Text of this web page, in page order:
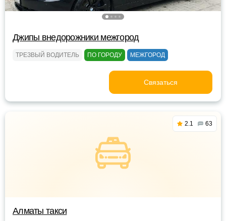
Джипы внедорожники межгород
ТРЕЗВЫЙ ВОДИТЕЛЬ ПО ГОРОДУ МЕЖГОРОД
Связаться
2.1 63
Алматы такси